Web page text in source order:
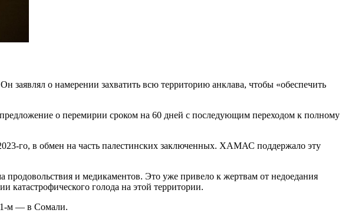
о намерении захватить всю территорию анклава, чтобы «обеспечить
о перемирии сроком на 60 дней с последующим переходом к полному
го, в обмен на часть палестинских заключенных. ХАМАС поддержало эту
продовольствия и медикаментов. Это уже привело к жертвам от недоедания
катастрофического голода на этой территории.
м — в Сомали.